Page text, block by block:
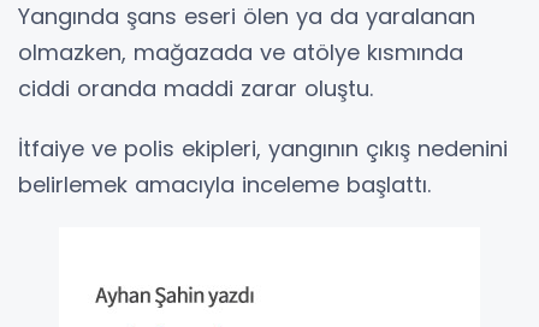
Yangında şans eseri ölen ya da yaralanan
olmazken, mağazada ve atölye kısmında
ciddi oranda maddi zarar oluştu.
İtfaiye ve polis ekipleri, yangının çıkış nedenini
belirlemek amacıyla inceleme başlattı.